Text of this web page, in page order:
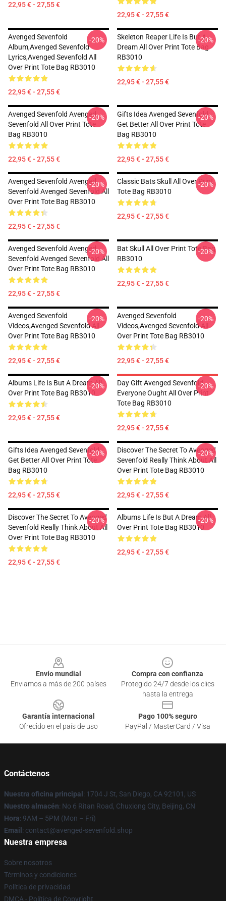
22,95 € - 27,55 €
22,95 € - 27,55 €
Avenged Sevenfold
Album,avenged Sevenfold
Lyrics,avenged Sevenfold All
Over Print Tote Bag RB3010
22,95 € - 27,55 €
-20%
Skeleton Reaper Life Is But A
Dream All Over Print Tote Bag
RB3010
22,95 € - 27,55 €
-20%
Avenged Sevenfold Avenged
Sevenfold All Over Print Tote
Bag RB3010
22,95 € - 27,55 €
-20%
Gifts Idea Avenged Sevenfold
Get Better All Over Print Tote
Bag RB3010
22,95 € - 27,55 €
-20%
Avenged Sevenfold Avenged
Sevenfold Avenged Sevenfold All
Over Print Tote Bag RB3010
22,95 € - 27,55 €
-20%
Classic Bats Skull All Over Print
Tote Bag RB3010
22,95 € - 27,55 €
-20%
Avenged Sevenfold Avenged
Sevenfold Avenged Sevenfold All
Over Print Tote Bag RB3010
22,95 € - 27,55 €
-20%
Bat Skull All Over Print Tote Bag
RB3010
22,95 € - 27,55 €
-20%
Avenged Sevenfold
Videos,avenged Sevenfold All
Over Print Tote Bag RB3010
22,95 € - 27,55 €
-20%
Avenged Sevenfold
Videos,avenged Sevenfold All
Over Print Tote Bag RB3010
22,95 € - 27,55 €
-20%
Albums Life Is But A Dream All
Over Print Tote Bag RB3010
22,95 € - 27,55 €
-20%
Day Gift Avenged Sevenfold
Everyone Ought All Over Print
Tote Bag RB3010
22,95 € - 27,55 €
-20%
Gifts Idea Avenged Sevenfold
Get Better All Over Print Tote
Bag RB3010
22,95 € - 27,55 €
-20%
Discover The Secret To Avenged
Sevenfold Really Think About All
Over Print Tote Bag RB3010
22,95 € - 27,55 €
-20%
Discover The Secret To Avenged
Sevenfold Really Think About All
Over Print Tote Bag RB3010
22,95 € - 27,55 €
-20%
Albums Life Is But A Dream All
Over Print Tote Bag RB3010
22,95 € - 27,55 €
-20%
Envío mundial
Enviamos a más de 200 países
Compra con confianza
Protegido 24/7 desde los clics
hasta la entrega
Garantía internacional
Ofrecido en el país de uso
Pago 100% seguro
PayPal / MasterCard / Visa
Contáctenos
Nuestra oficina principal : 1704 J St, San Diego, CA 92101, US
Nuestro almacén: No 6 Ritan Road, Chuxiong City, Beijing, CN
Hora: 9AM – 5PM (Mon – Fri)
Email : contact@avenged-sevenfold.shop
Nuestra empresa
Sobre nosotros
Términos y condiciones
Política de privacidad
DMCA - Política de Copyright